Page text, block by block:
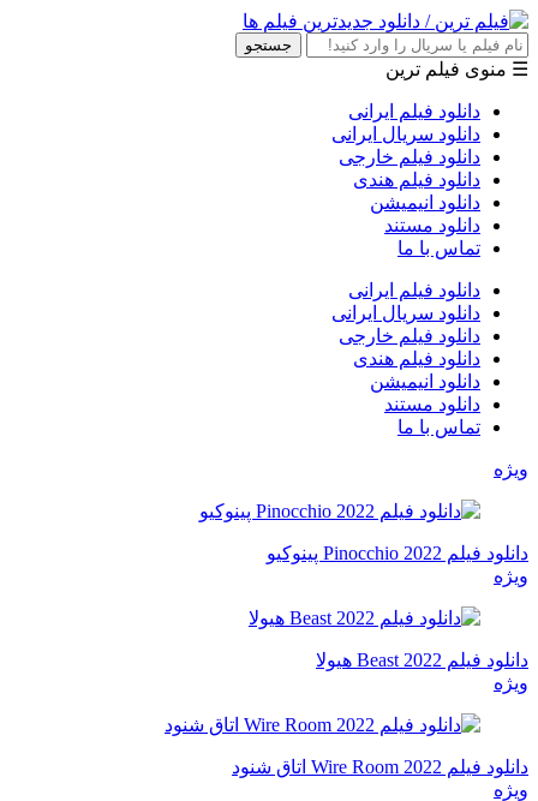
جستجو
☰ منوی فیلم ترین
دانلود فیلم ایرانی
دانلود سریال ایرانی
دانلود فیلم خارجی
دانلود فیلم هندی
دانلود انیمیشن
دانلود مستند
تماس با ما
دانلود فیلم ایرانی
دانلود سریال ایرانی
دانلود فیلم خارجی
دانلود فیلم هندی
دانلود انیمیشن
دانلود مستند
تماس با ما
ویژه
دانلود فیلم Pinocchio 2022 پینوکیو
ویژه
دانلود فیلم Beast 2022 هیولا
ویژه
دانلود فیلم Wire Room 2022 اتاق شنود
ویژه